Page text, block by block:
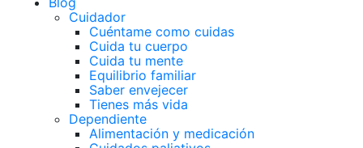
Cuidador
Cuéntame como cuidas
Cuida tu cuerpo
Cuida tu mente
Equilibrio familiar
Saber envejecer
Tienes más vida
Dependiente
Alimentación y medicación